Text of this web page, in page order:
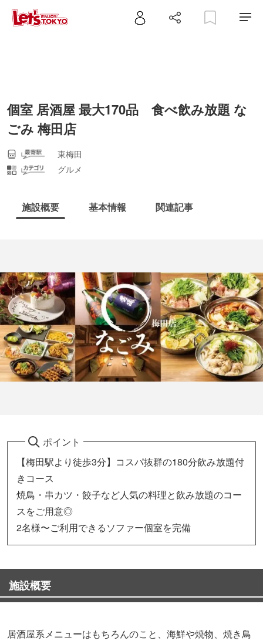
個室 居酒屋 最大170品 食べ飲み放題 な
ごみ 梅田店
東梅田
グルメ
施設概要 基本情報 関連記事
ポイント
【梅田駅より徒歩3分】コスパ抜群の180分飲み放題付
きコース
焼鳥・串カツ・餃子など人気の料理と飲み放題のコー
スをご用意◎
2名様〜ご利用できるソファー個室を完備
施設概要
居酒屋系メニューはもちろんのこと、海鮮や焼物、焼き鳥